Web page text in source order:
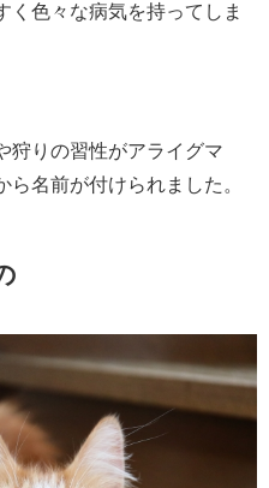
く色々な病気を持ってしま
狩りの習性がアライグマ
ら名前が付けられました。